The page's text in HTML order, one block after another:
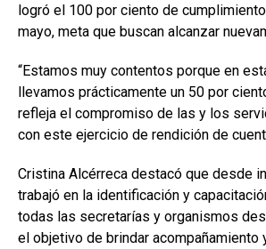
logró el 100 por ciento de
mayo, meta que buscan alcanzar
“Estamos muy contentos porque en
llevamos prácticamente un 50 por
refleja el compromiso de las y los
con este ejercicio de rendición de
Cristina Alcérreca destacó que desde
trabajó en la identificación y
todas las secretarías y organismos
el objetivo de brindar acompañamiento